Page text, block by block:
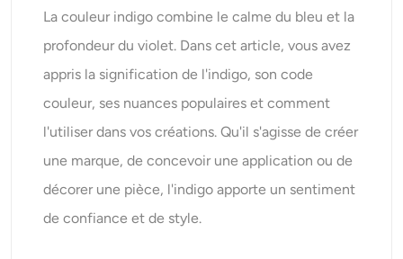
La couleur indigo combine le calme du bleu et la
profondeur du violet. Dans cet article, vous avez
appris la signification de l'indigo, son code
couleur, ses nuances populaires et comment
l'utiliser dans vos créations. Qu'il s'agisse de créer
une marque, de concevoir une application ou de
décorer une pièce, l'indigo apporte un sentiment
de confiance et de style.